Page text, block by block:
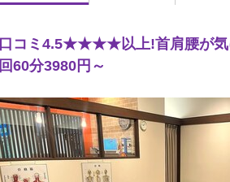
口コミ4.5★★★★以上!首肩腰が気
回60分3980円～